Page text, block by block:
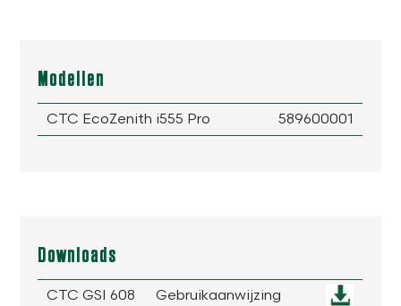
Modellen
CTC EcoZenith i555 Pro 589600001
Downloads
CTC GSI 608
Gebruikaanwijzing